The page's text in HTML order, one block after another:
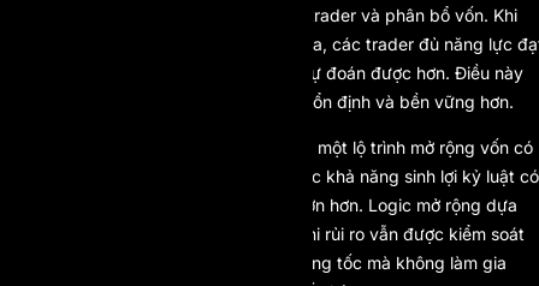
cao hiệu quả trong việc chuyển đổi trader và phân bổ vốn. Khi
quá trình đánh giá được đơn giản hóa, các trader đủ năng lực
trạng thái được cấp vốn một cách dự đoán được hơn. Điều này
tạo ra một nhóm trader có hiệu suất ổn định và bền vững hơn.
AI Prop mở rộng điều này thông qua một lộ trình mở rộng vốn có
cấu trúc. Những trader thể hiện được khả năng sinh lợi kỷ luật có
thể tiếp cận nguồn vốn ngày càng lớn hơn. Logic mở rộng dựa
trên lý thuyết cộng dồn hiệu suất. Khi rủi ro vẫn được kiểm soát
theo tỷ lệ, tăng trưởng vốn có thể tăng tốc mà không làm gia